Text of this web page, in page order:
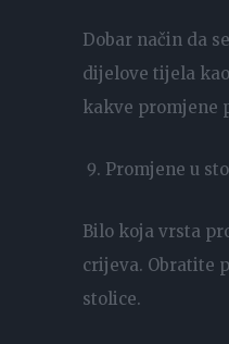
Dobar način da
dijelove tijela
kakve promjene
Promjene u
Bilo koja vrsta
crijeva. Obratite
stolice.